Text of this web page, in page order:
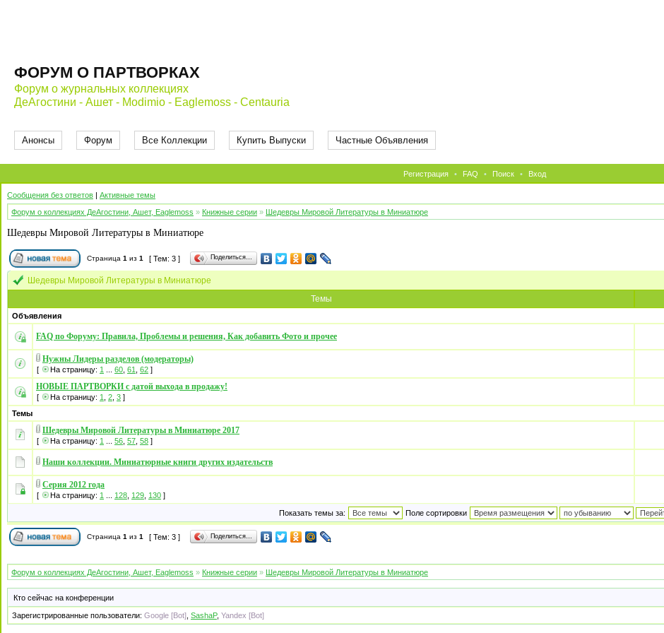
ФОРУМ О ПАРТВОРКАХ
Форум о журнальных коллекциях
ДеАгостини - Ашет - Modimio - Eaglemoss - Centauria
Анонсы Форум Все Коллекции Купить Выпуски Частные Объявления
Регистрация • FAQ • Поиск • Вход
Сообщения без ответов | Активные темы
Форум о коллекциях ДеАгостини, Ашет, Eaglemoss » Книжные серии » Шедевры Мировой Литературы в Миниатюре
Шедевры Мировой Литературы в Миниатюре
Страница 1 из 1 [ Тем: 3 ] Поделиться…
Шедевры Мировой Литературы в Миниатюре
Темы
Объявления
FAQ по Форуму: Правила, Проблемы и решения, Как добавить Фото и прочее
Нужны Лидеры разделов (модераторы)
[ На страницу: 1 60 61 62 ]
НОВЫЕ ПАРТВОРКИ с датой выхода в продажу!
[ На страницу: 1 2 3 ]
Темы
Шедевры Мировой Литературы в Миниатюре 2017
[ На страницу: 1 56 57 58 ]
Наши коллекции. Миниатюрные книги других издательств
Серия 2012 года
[ На страницу: 1 128 129 130 ]
Показать темы за: Поле сортировки
Страница 1 из 1 [ Тем: 3 ] Поделиться…
Форум о коллекциях ДеАгостини, Ашет, Eaglemoss » Книжные серии » Шедевры Мировой Литературы в Миниатюре
Кто сейчас на конференции
Зарегистрированные пользователи: Google [Bot] SashaP, Yandex [Bot]